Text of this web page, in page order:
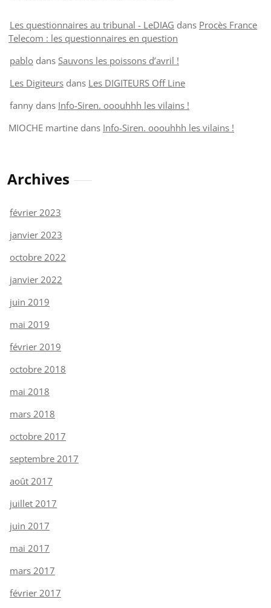
Les questionnaires au tribunal - LeDIAG dans Procès France
Telecom : les questionnaires en question
pablo dans Sauvons les poissons d’avril !
Les Digiteurs dans Les DIGITEURS Off Line
fanny dans Info-Siren. ooouhhh les vilains !
MIOCHE martine dans Info-Siren. ooouhhh les vilains !
Archives
février 2023
janvier 2023
octobre 2022
janvier 2022
juin 2019
mai 2019
février 2019
octobre 2018
mai 2018
mars 2018
octobre 2017
septembre 2017
août 2017
juillet 2017
juin 2017
mai 2017
mars 2017
février 2017